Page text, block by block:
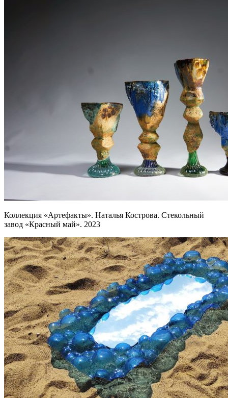
Коллекция «Артефакты». Наталья Кострова. Стекольный
завод «Красный май». 2023